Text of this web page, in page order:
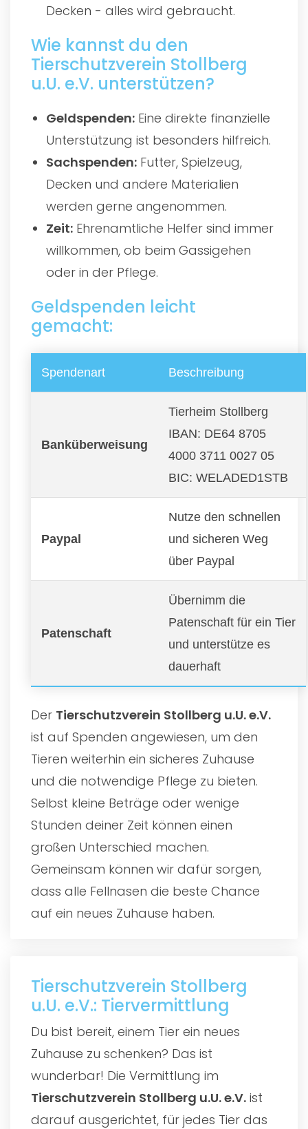
Decken - alles wird gebraucht.
Wie kannst du den
Tierschutzverein Stollberg
u.U. e.V. unterstützen?
Geldspenden: Eine direkte finanzielle
Unterstützung ist besonders hilfreich.
Sachspenden: Futter, Spielzeug,
Decken und andere Materialien
werden gerne angenommen.
Zeit: Ehrenamtliche Helfer sind immer
willkommen, ob beim Gassigehen
oder in der Pflege.
Geldspenden leicht
gemacht:
Spendenart Beschreibung
Banküberweisung
Tierheim Stollberg
IBAN: DE64 8705
4000 3711 0027 05
BIC: WELADED1STB
Paypal
Nutze den schnellen
und sicheren Weg
über Paypal
Patenschaft
Übernimm die
Patenschaft für ein Tier
und unterstütze es
dauerhaft
Der Tierschutzverein Stollberg u.U. e.V.
ist auf Spenden angewiesen, um den
Tieren weiterhin ein sicheres Zuhause
und die notwendige Pflege zu bieten.
Selbst kleine Beträge oder wenige
Stunden deiner Zeit können einen
großen Unterschied machen.
Gemeinsam können wir dafür sorgen,
dass alle Fellnasen die beste Chance
auf ein neues Zuhause haben.
Tierschutzverein Stollberg
u.U. e.V.: Tiervermittlung
Du bist bereit, einem Tier ein neues
Zuhause zu schenken? Das ist
wunderbar! Die Vermittlung im
Tierschutzverein Stollberg u.U. e.V. ist
darauf ausgerichtet, für jedes Tier das